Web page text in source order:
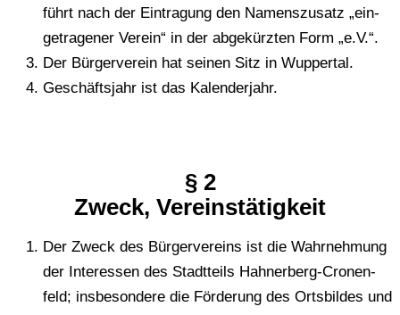
führt nach der Ein­tra­gung den Namens­zu­satz „ein­
ge­tra­ge­ner Verein“ in der abge­kürz­ten Form „e.V.“.
Der Bür­ger­ver­ein hat seinen Sitz in Wuppertal.
Geschäfts­jahr ist das Kalenderjahr.
§ 2
Zweck, Ver­eins­tä­tig­keit
Der Zweck des Bür­ger­ver­eins ist die Wahr­neh­mung
der Inter­es­sen des Stadt­teils Hah­ner­berg-Cro­nen­
feld; ins­be­son­de­re die För­de­rung des Orts­bil­des und